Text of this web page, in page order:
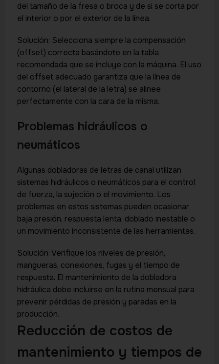
del tamaño de la fresa o broca y de si se corta por
el interior o por el exterior de la línea.
Solución: Selecciona siempre la compensación
(offset) correcta basándote en la tabla
recomendada que se incluye con la máquina. El uso
del offset adecuado garantiza que la línea de
contorno (el lateral de la letra) se alinee
perfectamente con la cara de la misma.
Problemas hidráulicos o
neumáticos
Algunas dobladoras de letras de canal utilizan
sistemas hidráulicos o neumáticos para el control
de fuerza, la sujeción o el movimiento. Los
problemas en estos sistemas pueden ocasionar
baja presión, respuesta lenta, doblado inestable o
un movimiento inconsistente de las herramientas.
Solución: Verifique los niveles de presión,
mangueras, conexiones, fugas y el tiempo de
respuesta. El mantenimiento de la dobladora
hidráulica debe incluirse en la rutina mensual para
prevenir pérdidas de presión y paradas en la
producción.
Reducción de costos de
mantenimiento y tiempos de